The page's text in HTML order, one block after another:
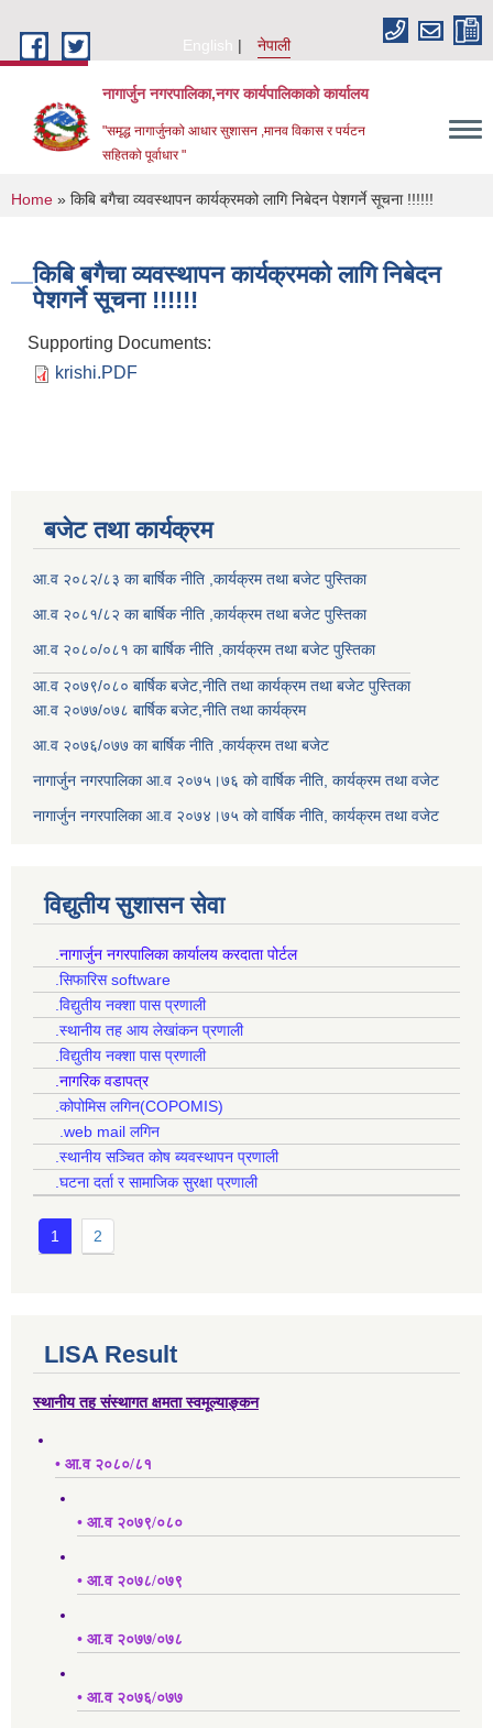
English
नेपाली
नागार्जुन नगरपालिका,नगर कार्यपालिकाको कार्यालय
"समृद्ध नागार्जुनको आधार सुशासन ,मानव विकास र पर्यटन
सहितको पूर्वाधार "
You are here
Home » किबि बगैचा व्यवस्थापन कार्यक्रमको लागि निबेदन पेशगर्ने सूचना !!!!!!
किबि बगैचा व्यवस्थापन कार्यक्रमको लागि निबेदन
पेशगर्ने सूचना !!!!!!
Supporting Documents:
krishi.PDF
बजेट तथा कार्यक्रम
आ.व २०८२/८३ का बार्षिक नीति ,कार्यक्रम तथा बजेट पुस्तिका
आ.व २०८१/८२ का बार्षिक नीति ,कार्यक्रम तथा बजेट पुस्तिका
आ.व २०८०/०८१ का बार्षिक नीति ,कार्यक्रम तथा बजेट पुस्तिका
आ.व २०७९/०८० बार्षिक बजेट,नीति तथा कार्यक्रम तथा बजेट पुस्तिका
आ.व २०७७/०७८ बार्षिक बजेट,नीति तथा कार्यक्रम
आ.व २०७६/०७७ का बार्षिक नीति ,कार्यक्रम तथा बजेट
नागार्जुन नगरपालिका आ.व २०७५।७६ को वार्षिक नीति, कार्यक्रम तथा वजेट
नागार्जुन नगरपालिका आ.व २०७४।७५ को वार्षिक नीति, कार्यक्रम तथा वजेट
विद्युतीय सुशासन सेवा
.नागार्जुन नगरपालिका कार्यालय करदाता पोर्टल
.सिफारिस software
.विद्युतीय नक्शा पास प्रणाली
.स्थानीय तह आय लेखांकन प्रणाली
.विद्युतीय नक्शा पास प्रणाली
.नागरिक वडापत्र
.कोपोमिस लगिन(COPOMIS)
.web mail लगिन
.स्थानीय सञ्चित कोष ब्यवस्थापन प्रणाली
.घटना दर्ता र सामाजिक सुरक्षा प्रणाली
1 2
LISA Result
स्थानीय तह संस्थागत क्षमता स्वमूल्याङ्कन
• आ.व २०८०/८१
• आ.व २०७९/०८०
• आ.व २०७८/०७९
• आ.व २०७७/०७८
• आ.व २०७६/०७७